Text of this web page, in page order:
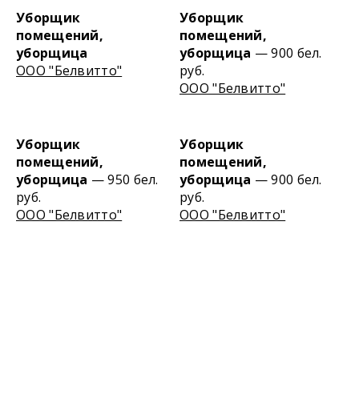
Уборщик
помещений,
уборщица
ООО "Белвитто"
Уборщик
помещений,
уборщица — 900 бел.
руб.
ООО "Белвитто"
Уборщик
помещений,
уборщица — 950 бел.
руб.
ООО "Белвитто"
Уборщик
помещений,
уборщица — 900 бел.
руб.
ООО "Белвитто"